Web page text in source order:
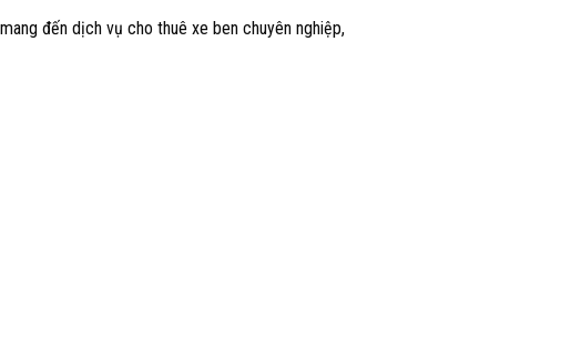
đến dịch vụ cho thuê xe ben chuyên nghiệp,